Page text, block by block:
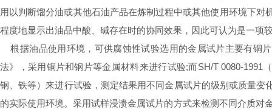
用以判断馏分油或其他石油产品在炼制过程中或其他使用环境下
程度地显示出油品中酸、碱存在时的协同效果，因此可认为是一项
根据油品使用环境，可供腐蚀性试验选用的金属试片主要有铜
法》，采用铜片和钢片等金属材料来进行试验;而SH/T 0080-
钢、铁等）来进行试验，测定结果用不同金属试片的级别或质量
的实际使用环境。采用试样浸溃金属试片的方式来检测不同介质